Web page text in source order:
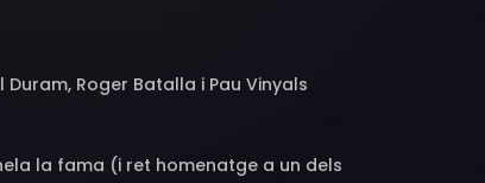
Duram, Roger Batalla i Pau Vinyals
la fama (i ret homenatge a un dels